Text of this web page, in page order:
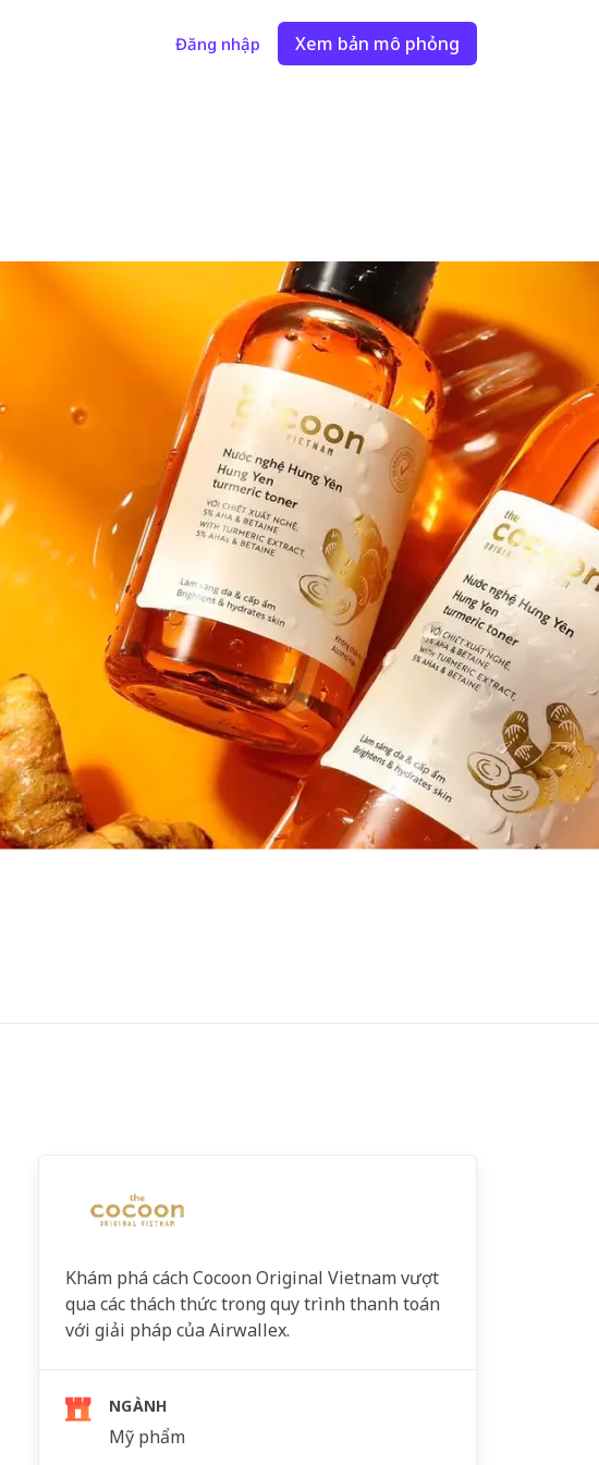
Đăng nhập Xem bản mô phỏng
Khám phá cách Cocoon Original Vietnam vượt
qua các thách thức trong quy trình thanh toán
với giải pháp của Airwallex.
NGÀNH
Mỹ phẩm